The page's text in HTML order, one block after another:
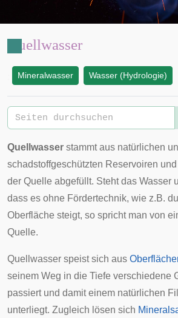
Quellwasser
Mineralwasser Wasser (Hydrologie)
Quellwasser stammt aus natürlichen
schadstoffgeschützten Reservoiren
der Quelle abgefüllt. Steht das Wasser
dass es ohne Fördertechnik, wie z.B.
Oberfläche steigt, so spricht man von
Quelle.
Quellwasser speist sich aus
seinem Weg in die Tiefe verschiedene
passiert und damit einem natürlichen
unterliegt. Zugleich lösen sich